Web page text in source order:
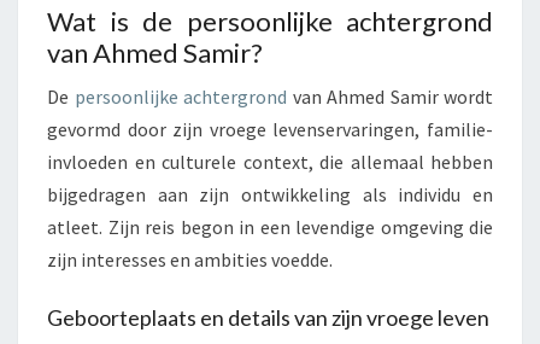
Wat is de persoonlijke achtergrond
van Ahmed Samir?
De persoonlijke achtergrond van Ahmed Samir wordt
gevormd door zijn vroege levenservaringen, familie-
invloeden en culturele context, die allemaal hebben
bijgedragen aan zijn ontwikkeling als individu en
atleet. Zijn reis begon in een levendige omgeving die
zijn interesses en ambities voedde.
Geboorteplaats en details van zijn vroege leven